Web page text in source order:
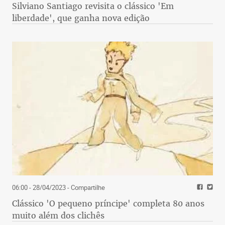
Silviano Santiago revisita o clássico 'Em
liberdade', que ganha nova edição
06:00 - 28/04/2023- Compartilhe
Clássico 'O pequeno príncipe' completa 80 anos
muito além dos clichês